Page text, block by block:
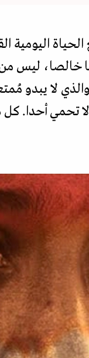
اليومية
خالصا، ليس
لا يبدو
لا تحمي أحدا.